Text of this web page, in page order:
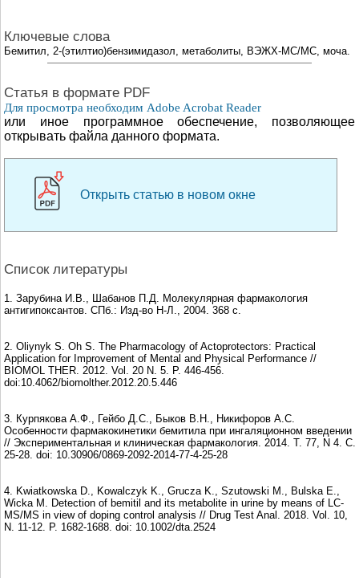
Ключевые слова
Бемитил, 2-(этилтио)бензимидазол, метаболиты, ВЭЖХ-МС/МС, моча.
Cтатья в формате PDF
Для просмотра необходим Adobe Acrobat Reader
или иное программное обеспечение, позволяющее
открывать файла данного формата.
Открыть статью в новом окне
Список литературы
1. Зарубина И.В., Шабанов П.Д. Молекулярная фармакология
антигипоксантов. СПб.: Изд-во Н-Л., 2004. 368 с.
2. Oliynyk S. Oh S. The Pharmacology of Actoprotectors: Practical
Application for Improvement of Mental and Physical Performance //
BIOMOL THER. 2012. Vol. 20 N. 5. P. 446-456.
doi:10.4062/biomolther.2012.20.5.446
3. Курпякова А.Ф., Гейбо Д.С., Быков В.Н., Никифоров А.С.
Особенности фармакокинетики бемитила при ингаляционном введении
// Экспериментальная и клиническая фармакология. 2014. T. 77, N 4. C.
25-28. doi: 10.30906/0869-2092-2014-77-4-25-28
4. Kwiatkowska D., Kowalczyk K., Grucza K., Szutowski M., Bulska E.,
Wicka M. Detection of bemitil and its metabolite in urine by means of LC-
MS/MS in view of doping control analysis // Drug Test Anal. 2018. Vol. 10,
N. 11-12. P. 1682-1688. doi: 10.1002/dta.2524